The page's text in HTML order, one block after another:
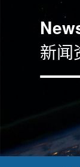
新闻